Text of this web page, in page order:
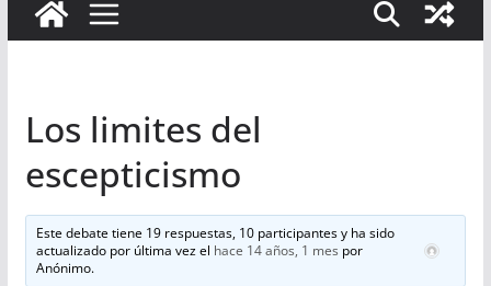
Los limites del
escepticismo
Este debate tiene 19 respuestas, 10 participantes y ha sido
actualizado por última vez el hace 14 años, 1 mes por
Anónimo.